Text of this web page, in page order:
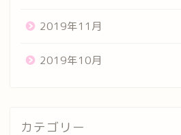
2019年11月
2019年10月
カテゴリー